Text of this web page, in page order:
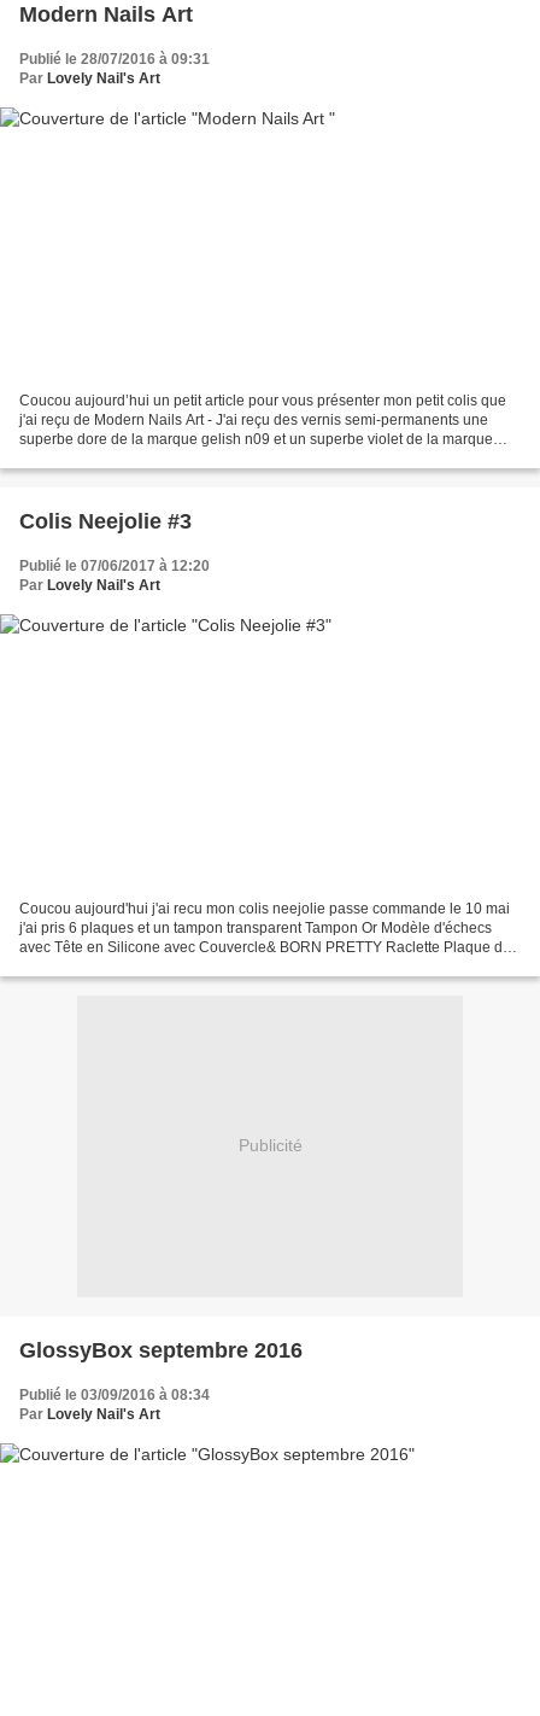
Modern Nails Art
Publié le 28/07/2016 à 09:31
Par Lovely Nail's Art
Coucou aujourd’hui un petit article pour vous présenter mon petit colis que
j'ai reçu de Modern Nails Art - J'ai reçu des vernis semi-permanents une
superbe dore de la marque gelish n09 et un superbe violet de la marque
Colis Neejolie #3
Publié le 07/06/2017 à 12:20
Par Lovely Nail's Art
Coucou aujourd'hui j'ai recu mon colis neejolie passe commande le 10 mai
j'ai pris 6 plaques et un tampon transparent Tampon Or Modèle d'échecs
avec Tête en Silicone avec Couvercle& BORN PRETTY Raclette Plaque de
Publicité
GlossyBox septembre 2016
Publié le 03/09/2016 à 08:34
Par Lovely Nail's Art